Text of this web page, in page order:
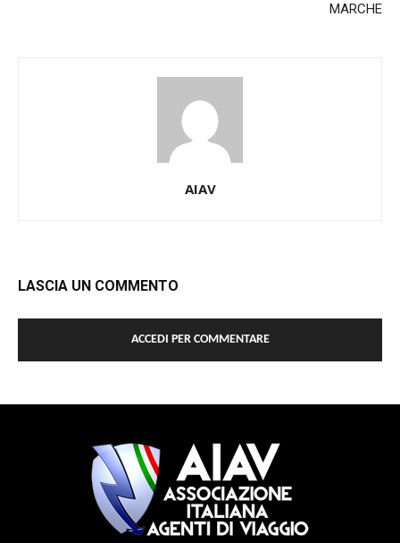
MARCHE
AIAV
LASCIA UN COMMENTO
ACCEDI PER COMMENTARE